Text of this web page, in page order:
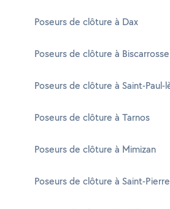
Poseurs de clôture à Dax
Poseurs de clôture à Biscarrosse
Poseurs de clôture à Saint-Paul-
Poseurs de clôture à Tarnos
Poseurs de clôture à Mimizan
Poseurs de clôture à Saint-